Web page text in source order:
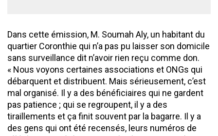
Dans cette émission, M. Soumah Aly, un habitant du
quartier Coronthie qui n’a pas pu laisser son domicile
sans surveillance dit n’avoir rien reçu comme don.
« Nous voyons certaines associations et ONGs qui
débarquent et distribuent. Mais sérieusement, c’est
mal organisé. Il y a des bénéficiaires qui ne gardent
pas patience ; qui se regroupent, il y a des
tiraillements et ça finit souvent par la bagarre. Il y a
des gens qui ont été recensés, leurs numéros de